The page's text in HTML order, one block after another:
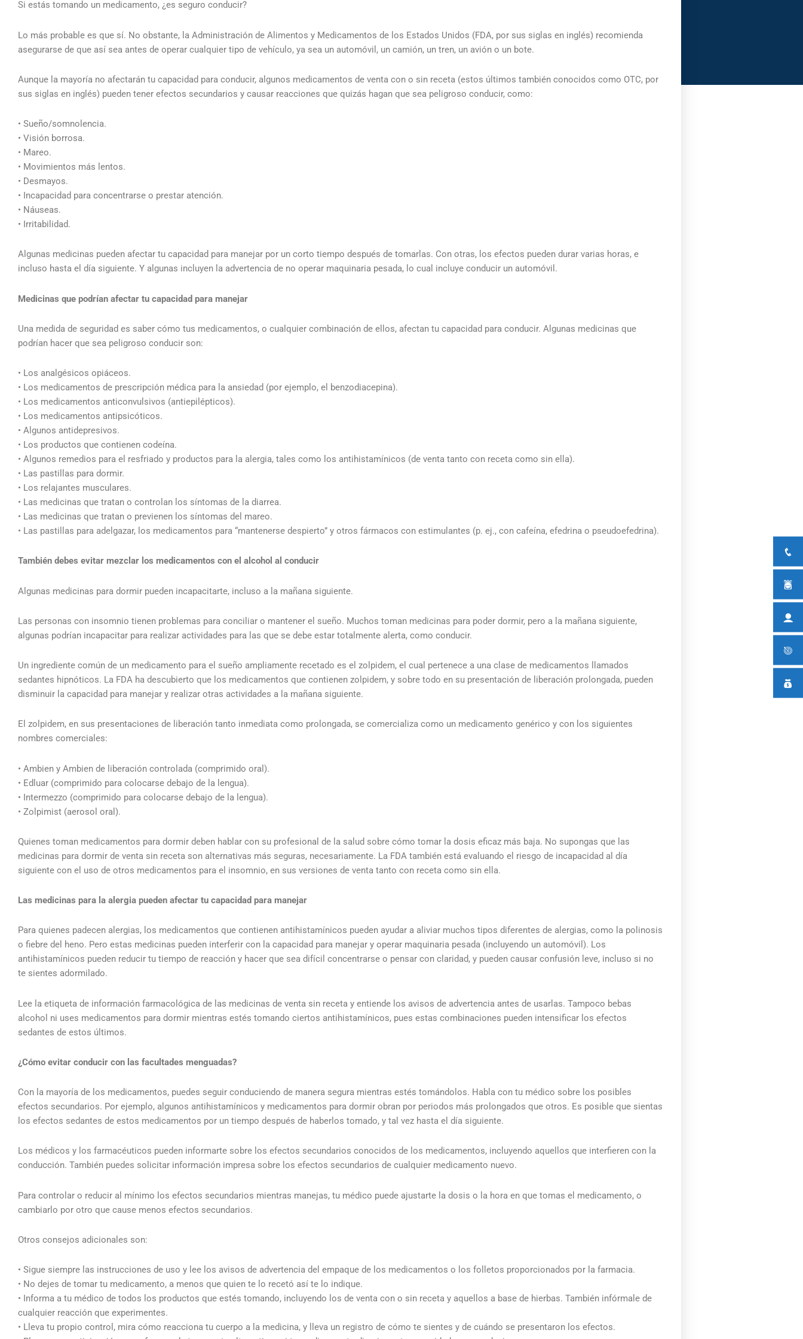
Si estás tomando un medicamento, ¿es seguro conducir?
Lo más probable es que sí. No obstante, la Administración de Alimentos y Medicamentos de los Estados Unidos (FDA, por sus siglas en inglés) recomienda
asegurarse de que así sea antes de operar cualquier tipo de vehículo, ya sea un automóvil, un camión, un tren, un avión o un bote.
Aunque la mayoría no afectarán tu capacidad para conducir, algunos medicamentos de venta con o sin receta (estos últimos también conocidos como OTC, por
sus siglas en inglés) pueden tener efectos secundarios y causar reacciones que quizás hagan que sea peligroso conducir, como:
• Sueño/somnolencia.
• Visión borrosa.
• Mareo.
• Movimientos más lentos.
• Desmayos.
• Incapacidad para concentrarse o prestar atención.
• Náuseas.
• Irritabilidad.
Algunas medicinas pueden afectar tu capacidad para manejar por un corto tiempo después de tomarlas. Con otras, los efectos pueden durar varias horas, e
incluso hasta el día siguiente. Y algunas incluyen la advertencia de no operar maquinaria pesada, lo cual incluye conducir un automóvil.
Medicinas que podrían afectar tu capacidad para manejar
Una medida de seguridad es saber cómo tus medicamentos, o cualquier combinación de ellos, afectan tu capacidad para conducir. Algunas medicinas que
podrían hacer que sea peligroso conducir son:
• Los analgésicos opiáceos.
• Los medicamentos de prescripción médica para la ansiedad (por ejemplo, el benzodiacepina).
• Los medicamentos anticonvulsivos (antiepilépticos).
• Los medicamentos antipsicóticos.
• Algunos antidepresivos.
• Los productos que contienen codeína.
• Algunos remedios para el resfriado y productos para la alergia, tales como los antihistamínicos (de venta tanto con receta como sin ella).
• Las pastillas para dormir.
• Los relajantes musculares.
• Las medicinas que tratan o controlan los síntomas de la diarrea.
• Las medicinas que tratan o previenen los síntomas del mareo.
• Las pastillas para adelgazar, los medicamentos para “mantenerse despierto” y otros fármacos con estimulantes (p. ej., con cafeína, efedrina o pseudoefedrina).
También debes evitar mezclar los medicamentos con el alcohol al conducir
Algunas medicinas para dormir pueden incapacitarte, incluso a la mañana siguiente.
Las personas con insomnio tienen problemas para conciliar o mantener el sueño. Muchos toman medicinas para poder dormir, pero a la mañana siguiente,
algunas podrían incapacitar para realizar actividades para las que se debe estar totalmente alerta, como conducir.
Un ingrediente común de un medicamento para el sueño ampliamente recetado es el zolpidem, el cual pertenece a una clase de medicamentos llamados
sedantes hipnóticos. La FDA ha descubierto que los medicamentos que contienen zolpidem, y sobre todo en su presentación de liberación prolongada, pueden
disminuir la capacidad para manejar y realizar otras actividades a la mañana siguiente.
El zolpidem, en sus presentaciones de liberación tanto inmediata como prolongada, se comercializa como un medicamento genérico y con los siguientes
nombres comerciales:
• Ambien y Ambien de liberación controlada (comprimido oral).
• Edluar (comprimido para colocarse debajo de la lengua).
• Intermezzo (comprimido para colocarse debajo de la lengua).
• Zolpimist (aerosol oral).
Quienes toman medicamentos para dormir deben hablar con su profesional de la salud sobre cómo tomar la dosis eficaz más baja. No supongas que las
medicinas para dormir de venta sin receta son alternativas más seguras, necesariamente. La FDA también está evaluando el riesgo de incapacidad al día
siguiente con el uso de otros medicamentos para el insomnio, en sus versiones de venta tanto con receta como sin ella.
Las medicinas para la alergia pueden afectar tu capacidad para manejar
Para quienes padecen alergias, los medicamentos que contienen antihistamínicos pueden ayudar a aliviar muchos tipos diferentes de alergias, como la polinosis
o fiebre del heno. Pero estas medicinas pueden interferir con la capacidad para manejar y operar maquinaria pesada (incluyendo un automóvil). Los
antihistamínicos pueden reducir tu tiempo de reacción y hacer que sea difícil concentrarse o pensar con claridad, y pueden causar confusión leve, incluso si no
te sientes adormilado.
Lee la etiqueta de información farmacológica de las medicinas de venta sin receta y entiende los avisos de advertencia antes de usarlas. Tampoco bebas
alcohol ni uses medicamentos para dormir mientras estés tomando ciertos antihistamínicos, pues estas combinaciones pueden intensificar los efectos
sedantes de estos últimos.
¿Cómo evitar conducir con las facultades menguadas?
Con la mayoría de los medicamentos, puedes seguir conduciendo de manera segura mientras estés tomándolos. Habla con tu médico sobre los posibles
efectos secundarios. Por ejemplo, algunos antihistamínicos y medicamentos para dormir obran por periodos más prolongados que otros. Es posible que sientas
los efectos sedantes de estos medicamentos por un tiempo después de haberlos tomado, y tal vez hasta el día siguiente.
Los médicos y los farmacéuticos pueden informarte sobre los efectos secundarios conocidos de los medicamentos, incluyendo aquellos que interfieren con la
conducción. También puedes solicitar información impresa sobre los efectos secundarios de cualquier medicamento nuevo.
Para controlar o reducir al mínimo los efectos secundarios mientras manejas, tu médico puede ajustarte la dosis o la hora en que tomas el medicamento, o
cambiarlo por otro que cause menos efectos secundarios.
Otros consejos adicionales son:
• Sigue siempre las instrucciones de uso y lee los avisos de advertencia del empaque de los medicamentos o los folletos proporcionados por la farmacia.
• No dejes de tomar tu medicamento, a menos que quien te lo recetó así te lo indique.
• Informa a tu médico de todos los productos que estés tomando, incluyendo los de venta con o sin receta y aquellos a base de hierbas. También infórmale de
cualquier reacción que experimentes.
• Lleva tu propio control, mira cómo reacciona tu cuerpo a la medicina, y lleva un registro de cómo te sientes y de cuándo se presentaron los efectos.